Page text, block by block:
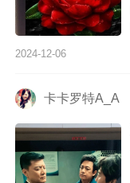
2024-12-06
卡卡罗特A_A